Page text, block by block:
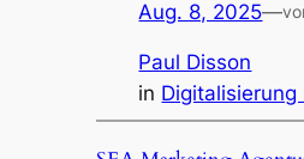
Aug. 8, 2025—
Paul Disson
in Digitalisierung